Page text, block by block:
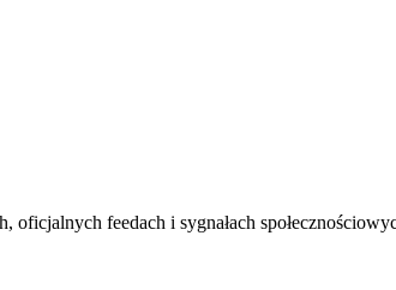
oficjalnych feedach i sygnałach